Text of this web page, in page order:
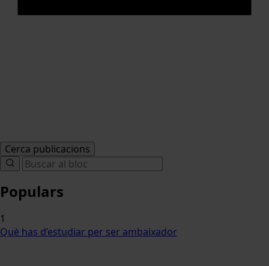
Cerca publicacions
Search
for:
Populars
1
Què has d’estudiar per ser ambaixador